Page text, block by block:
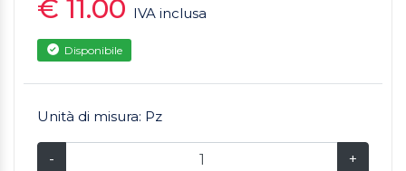
€ 11.00 IVA inclusa
Disponibile
Unità di misura: Pz
- +